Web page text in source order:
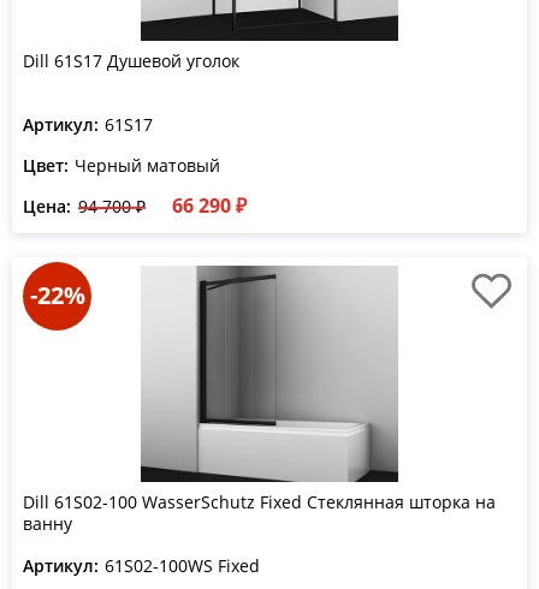
Dill 61S17 Душевой уголок
Артикул: 61S17
Цвет: Черный матовый
Цена: 94 700 ₽ 66 290 ₽
-22%
Dill 61S02-100 WasserSchutz Fixed Стеклянная шторка на
ванну
Артикул: 61S02-100WS Fixed